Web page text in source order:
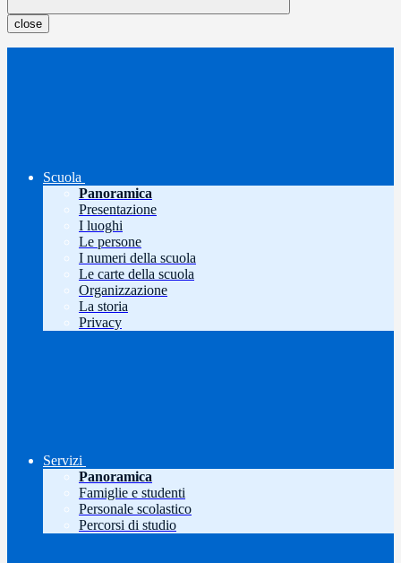
close
Scuola
Panoramica
Presentazione
I luoghi
Le persone
I numeri della scuola
Le carte della scuola
Organizzazione
La storia
Privacy
Servizi
Panoramica
Famiglie e studenti
Personale scolastico
Percorsi di studio